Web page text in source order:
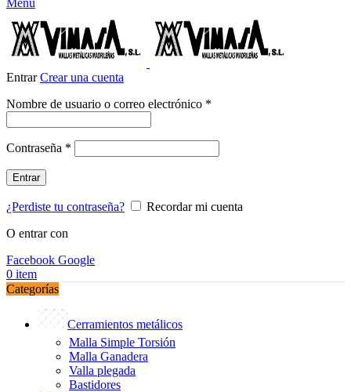
EntrarCrear una cuenta
Nombre de usuario o correo electrónico *
Contraseña *
Entrar
¿Perdiste tu contraseña?
Recordar mi cuenta
O entrar con
Facebook Google
0 item
Categorías
Cerramientos metálicos
Malla Simple Torsión
Malla Ganadera
Valla plegada
Bastidores